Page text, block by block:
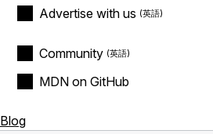
Advertise with us
Community
MDN on GitHub
Blog